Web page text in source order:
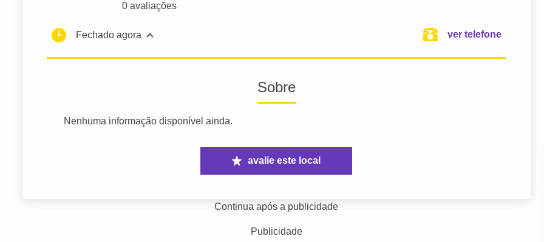
0 avaliações
Fechado agora ver telefone
Sobre
Nenhuma informação disponível ainda.
avalie este local
Continua após a publicidade
Publicidade